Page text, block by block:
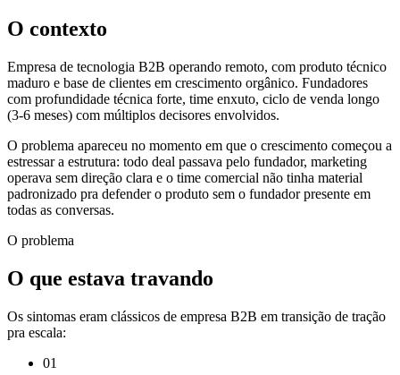
O contexto
Empresa de tecnologia B2B operando remoto, com produto técnico
maduro e base de clientes em crescimento orgânico. Fundadores
com profundidade técnica forte, time enxuto, ciclo de venda longo
(3-6 meses) com múltiplos decisores envolvidos.
O problema apareceu no momento em que o crescimento começou a
estressar a estrutura: todo deal passava pelo fundador, marketing
operava sem direção clara e o time comercial não tinha material
padronizado pra defender o produto sem o fundador presente em
todas as conversas.
O problema
O que estava travando
Os sintomas eram clássicos de empresa B2B em transição de tração
pra escala:
01